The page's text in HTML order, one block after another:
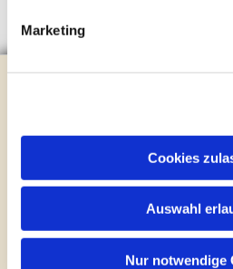
Marketing
Cookies
Auswahl
Nur notwendige
Brockhagener Straße 28 |
Newsletter abonnieren
Kontakt und Öffnungszeiten
Gemeinde- und Friedhofsamt